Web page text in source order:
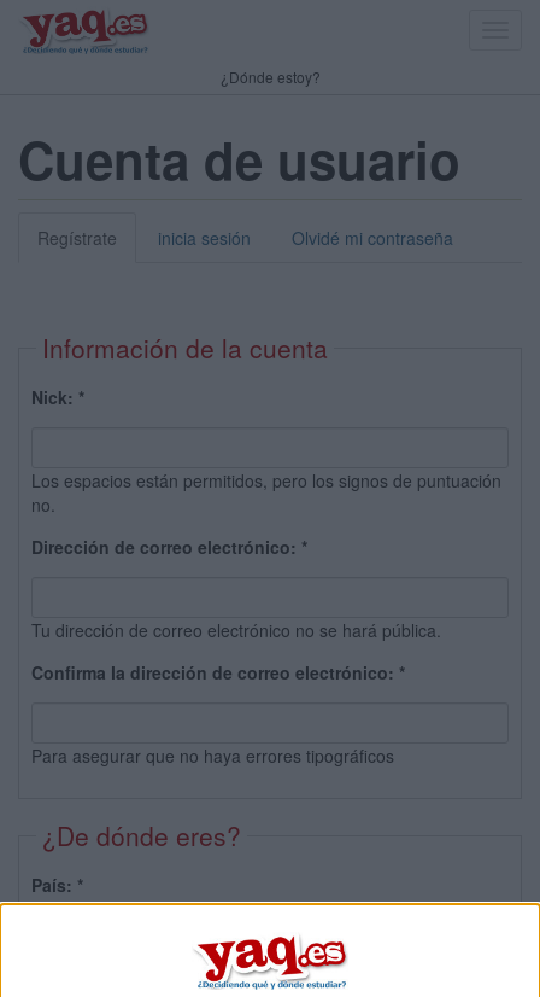
¿Dónde estoy?
Cuenta de usuario
Regístrate inicia sesión Olvidé mi contraseña
Información de la cuenta
Nick: *
Los espacios están permitidos, pero los signos de puntuación
no.
Dirección de correo electrónico: *
Tu dirección de correo electrónico no se hará pública.
Confirma la dirección de correo electrónico: *
Para asegurar que no haya errores tipográficos
¿De dónde eres?
País: *